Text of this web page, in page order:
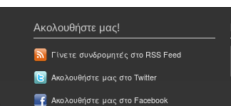
Ακολουθήστε μας!
Γίνετε συνδρομητές στο RSS Feed
Ακολουθήστε μας στο Twitter
Ακολουθήστε μας στο Facebook